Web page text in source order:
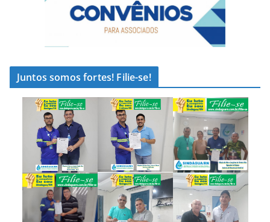
Juntos somos fortes! Filie-se!